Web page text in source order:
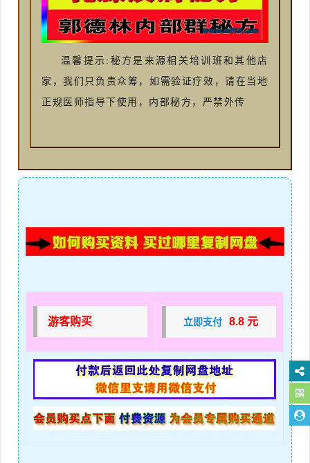
温馨提示:秘方是来源相关培训班和其他店
家，我们只负责众筹，如需验证疗效，请在当地
正规医师指导下使用，内部秘方，严禁外传
游客购买 立即支付 8.8 元